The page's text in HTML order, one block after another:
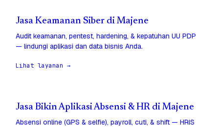
Jasa Keamanan Siber di Majene
Audit keamanan, pentest, hardening, & kepatuhan UU PDP
— lindungi aplikasi dan data bisnis Anda.
Lihat layanan →
Jasa Bikin Aplikasi Absensi & HR di Majene
Absensi online (GPS & selfie), payroll, cuti, & shift — HRIS